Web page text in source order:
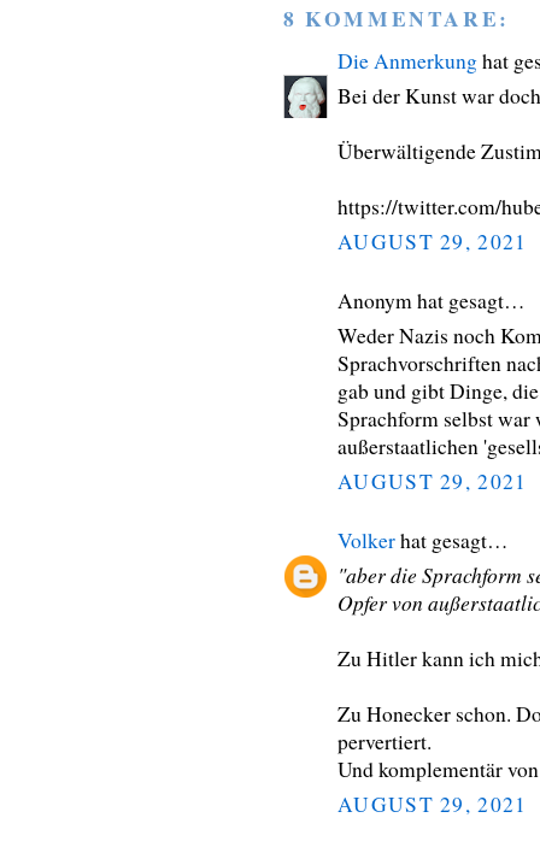
8 KOMMENTARE:
Die Anmerkunghat
Bei der Kunst war
Überwältigende
https://twitter.com/
AUGUST 29, 2021
Anonym hat gesagt…
Weder Nazis noch
Sprachvorschriften
gab und gibt Dinge,
Sprachform selbst
außerstaatlichen
AUGUST 29, 2021
Volkerhat gesagt…
"aber die Sprachform
Opfer von
Zu Hitler kann ich
Zu Honecker schon.
pervertiert.
Und komplementär
AUGUST 29, 2021